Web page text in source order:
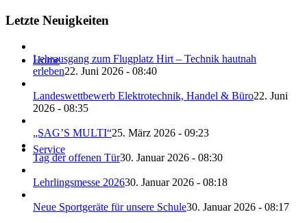
Home
Service
Letzte Neuigkeiten
Lehrausgang zum Flugplatz Hirt – Technik hautnah
erleben22. Juni 2026 - 08:40
Landeswettbewerb Elektrotechnik, Handel & Büro22. Juni
2026 - 08:35
„SAG’S MULTI“25. März 2026 - 09:23
Tag der offenen Tür30. Januar 2026 - 08:30
Lehrlingsmesse 202630. Januar 2026 - 08:18
Neue Sportgeräte für unsere Schule30. Januar 2026 - 08:17